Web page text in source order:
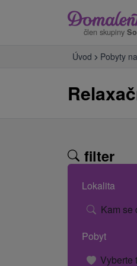
člen skupiny
Úvod Pobyty
filter
Lokalita
Kam se
Pobyt
Vyberte